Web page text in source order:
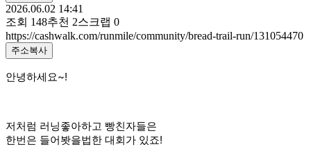
2026.06.02 14:41
조회 148추천 2스크랩 0
https://cashwalk.com/runmile/community/bread-trail-run/131054470
주소복사
안녕하세요~!
저처럼 러닝좋아하고 빵친자들은
한번은 들어봣을법한 대회가 있죠!